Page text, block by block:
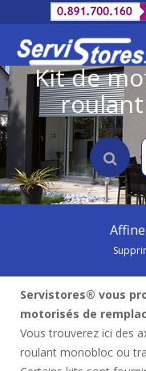
Kit de
Servistores® vous
motorisés de
Vous trouverez ici des
roulant monobloc ou